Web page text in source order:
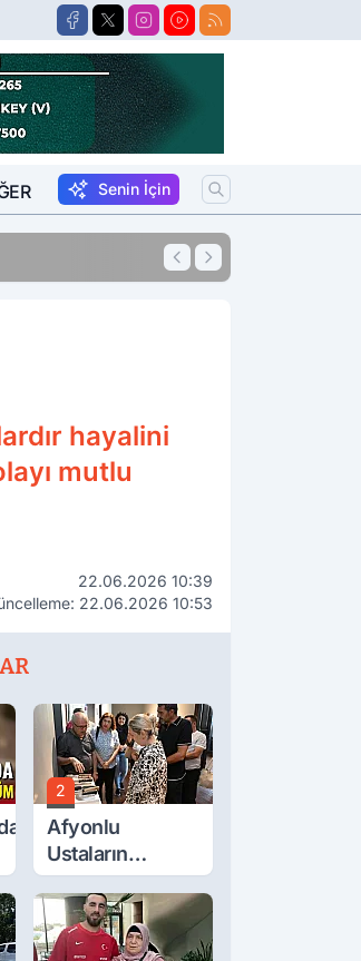
Senin İçin
15:57
hayalini
mutlu
22.06.2026 10:39
22.06.2026 10:53
2
Afyonlu
Ustaların
Eserleri
Görücüye Çıktı